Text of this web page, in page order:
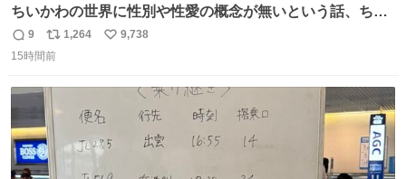
ちいかわの世界に性別や性愛の概念が無いという話、ちい
かわタロットでも恋人・女帝・女教皇あたりは性別を意識
させないように描かれてるんだよね。かなり徹底している
返
信
9
リ
ポ
ト
数
1,264
い
9,738
15時間前